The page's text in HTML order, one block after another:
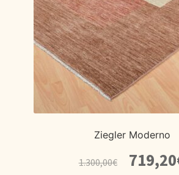
Ziegler Moderno
1.300,00€ precio
719,20